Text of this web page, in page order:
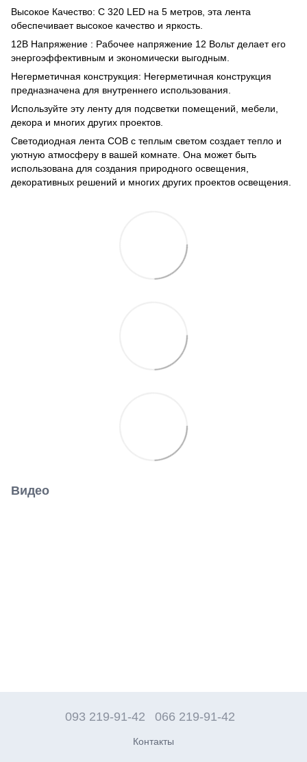
Высокое Качество: С 320 LED на 5 метров, эта лента
обеспечивает высокое качество и яркость.
12В Напряжение : Рабочее напряжение 12 Вольт делает его
энергоэффективным и экономически выгодным.
Негерметичная конструкция: Негерметичная конструкция
предназначена для внутреннего использования.
Используйте эту ленту для подсветки помещений, мебели,
декора и многих других проектов.
Светодиодная лента COB с теплым светом создает тепло и
уютную атмосферу в вашей комнате. Она может быть
использована для создания природного освещения,
декоративных решений и многих других проектов освещения.
Видео
093 219-91-42 066 219-91-42
Контакты